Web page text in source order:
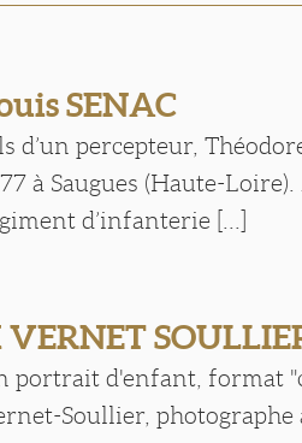
SENAC
d’un percepteur,
à Saugues (Haute-
d’infanterie [...]
VERNET
portrait d'enfant, format
Soullier, photographe